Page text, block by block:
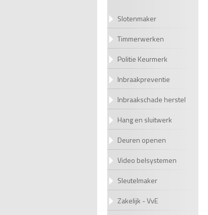
Slotenmaker
Timmerwerken
Politie Keurmerk
Inbraakpreventie
Inbraakschade herstel
Hang en sluitwerk
Deuren openen
Video belsystemen
Sleutelmaker
Zakelijk - VvE